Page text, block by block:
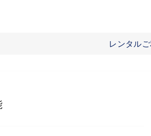
レンタル